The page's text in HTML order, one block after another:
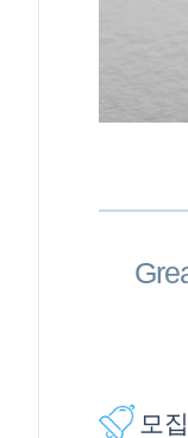
모